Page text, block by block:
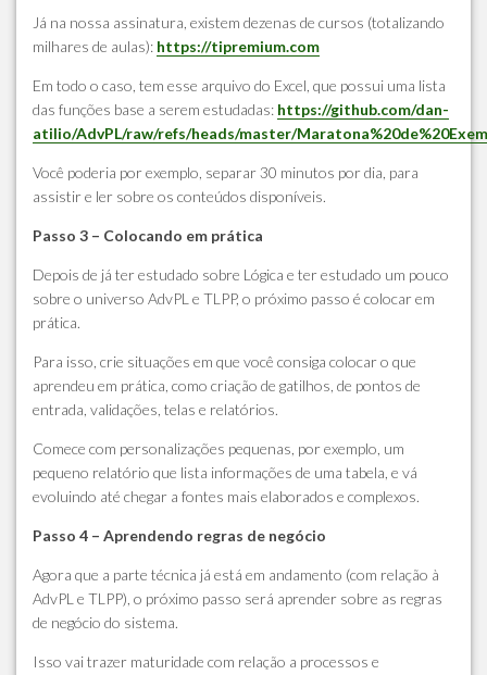
Já na nossa assinatura, existem dezenas de cursos (totalizando
milhares de aulas): https://tipremium.com
Em todo o caso, tem esse arquivo do Excel, que possui uma lista
das funções base a serem estudadas: https://github.com/dan-
atilio/AdvPL/raw/refs/heads/master/
Você poderia por exemplo, separar 30 minutos por dia, para
assistir e ler sobre os conteúdos disponíveis.
Passo 3 – Colocando em prática
Depois de já ter estudado sobre Lógica e ter estudado um pouco
sobre o universo AdvPL e TLPP, o próximo passo é colocar em
prática.
Para isso, crie situações em que você consiga colocar o que
aprendeu em prática, como criação de gatilhos, de pontos de
entrada, validações, telas e relatórios.
Comece com personalizações pequenas, por exemplo, um
pequeno relatório que lista informações de uma tabela, e vá
evoluindo até chegar a fontes mais elaborados e complexos.
Passo 4 – Aprendendo regras de negócio
Agora que a parte técnica já está em andamento (com relação à
AdvPL e TLPP), o próximo passo será aprender sobre as regras
de negócio do sistema.
Isso vai trazer maturidade com relação a processos e